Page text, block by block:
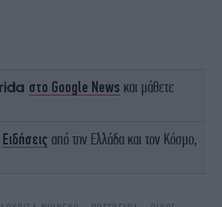
στο Google News και μάθετε
Ειδήσεις από την Ελλάδα και τον Κόσμο,